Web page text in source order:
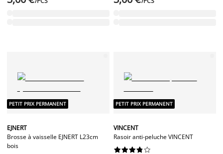
PETIT PRIX PERMANENT
EJNERT
Brosse à vaisselle EJNERT L23cm
bois
PETIT PRIX PERMANENT
VINCENT
Rasoir anti-peluche VINCENT





